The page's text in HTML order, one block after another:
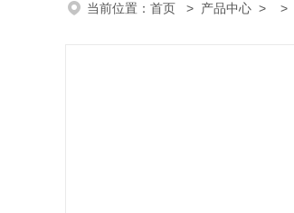
当前位置： 首页 > 产品中心 > >